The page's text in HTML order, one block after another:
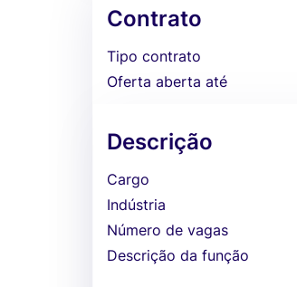
Contrato
Tipo contrato
Oferta aberta até
Descrição
Cargo
Indústria
Número de vagas
Descrição da função